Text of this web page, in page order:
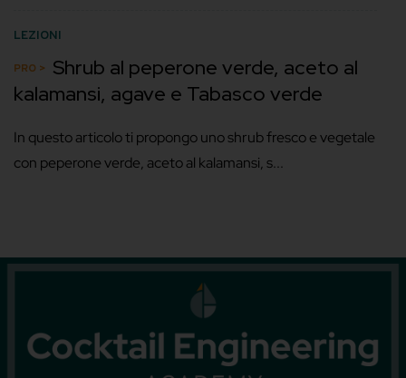
LEZIONI
Shrub al peperone verde, aceto al
kalamansi, agave e Tabasco verde
In questo articolo ti propongo uno shrub fresco e vegetale
con peperone verde, aceto al kalamansi, s...